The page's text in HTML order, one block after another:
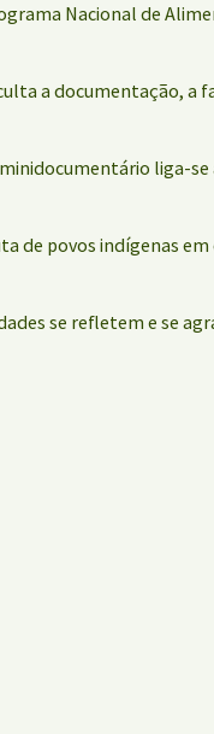
Nacional de
a documentação, a
liga-
de povos indígenas
se refletem e se